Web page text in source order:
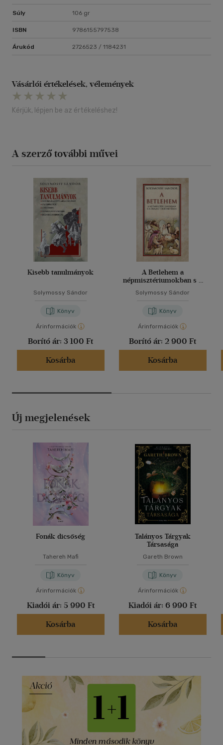
Súly 106 gr
ISBN 9786155797538
Árukód 2726523 / 1184231
Vásárlói értékelések, vélemények
Kérjük, lépjen be az értékeléshez!
A szerző további művei
Kisebb tanulmányok
Solymossy Sándor
Könyv
Árinformációk
Borító ár: 3 100 Ft
Kosárba
A Betlehem a
népmisztériumokban s a
Solymossy Sándor
Könyv
Árinformációk
Borító ár: 2 900 Ft
Kosárba
Új megjelenések
Fonák dicsőség
Tahereh Mafi
Könyv
Árinformációk
Kiadói ár: 5 990 Ft
Kosárba
Talányos Tárgyak
Társasága
Gareth Brown
Könyv
Árinformációk
Kiadói ár: 6 990 Ft
Kosárba